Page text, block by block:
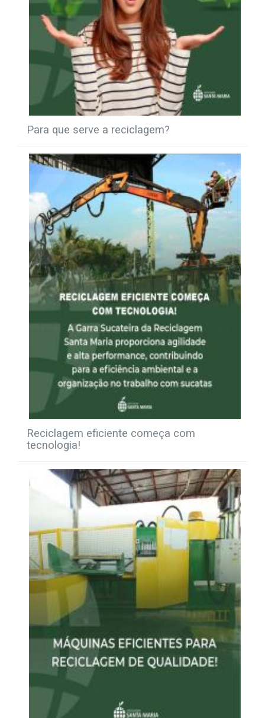
Para que serve a reciclagem?
Reciclagem eficiente começa com
tecnologia!